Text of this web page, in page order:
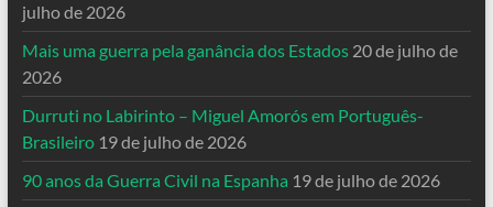
julho de 2026
Mais uma guerra pela ganância dos Estados 20 de julho de
2026
Durruti no Labirinto – Miguel Amorós em Português-
Brasileiro 19 de julho de 2026
90 anos da Guerra Civil na Espanha 19 de julho de 2026